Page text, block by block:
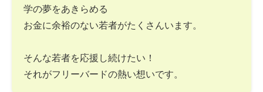
学の夢をあきらめる
お金に余裕のない若者がたくさんいます。
そんな若者を応援し続けたい！
それがフリーバードの熱い想いです。